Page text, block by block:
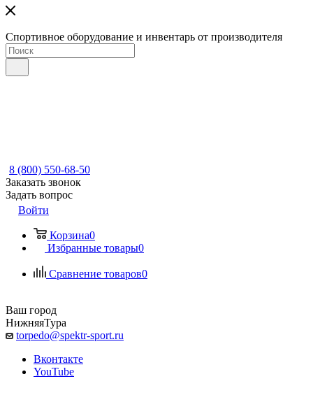
Спортивное оборудование и инвентарь от производителя
8 (800) 550-68-50
Заказать звонок
Задать вопрос
Войти
Корзина0
Избранные товары0
Сравнение товаров0
Ваш город
НижняяТура
torpedo@spektr-sport.ru
Вконтакте
YouTube